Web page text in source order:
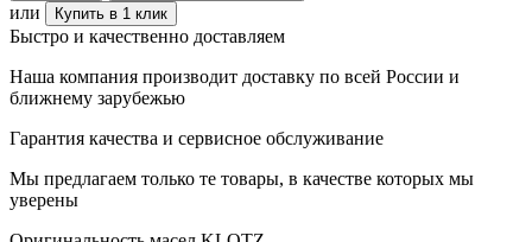
или Купить в 1 клик
Быстро и качественно доставляем
Наша компания производит доставку по всей России и
ближнему зарубежью
Гарантия качества и сервисное обслуживание
Мы предлагаем только те товары, в качестве которых мы
уверены